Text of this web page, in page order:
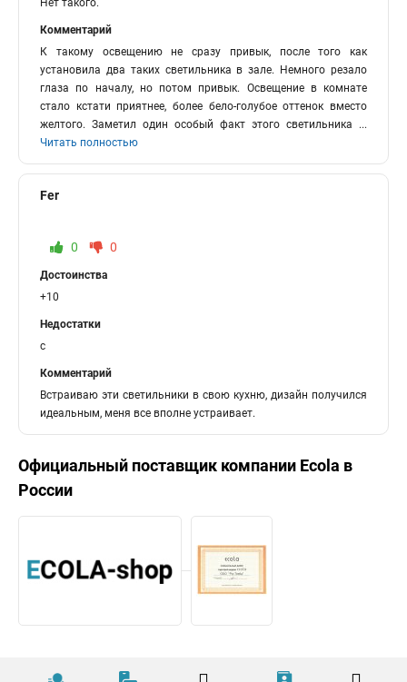
Нет такого.
Комментарий
К такому освещению не сразу привык, после того как
установила два таких светильника в зале. Немного резало
глаза по началу, но потом привык. Освещение в комнате
стало кстати приятнее, более бело-голубое оттенок вместо
желтого. Заметил один особый факт этого светильника ...
Читать полностью
Fer
0 0
Достоинства
+10
Недостатки
c
Комментарий
Встраиваю эти светильники в свою кухню, дизайн получился
идеальным, меня все вполне устраивает.
Официальный поставщик компании Ecola в
России